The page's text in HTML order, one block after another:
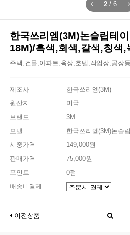
2 / 6
한국쓰리엠(3M)논슬립테
18M)/흑색,회색,갈색,청색,
주택,건물,아파트,옥상,호텔,작업장,공장
제조사
한국쓰리엠(3M)
원산지
미국
브랜드
3M
모델
한국쓰리엠(3M)논슬
시중가격
149,000원
판매가격
75,000원
포인트
0점
배송비결제
이전상품